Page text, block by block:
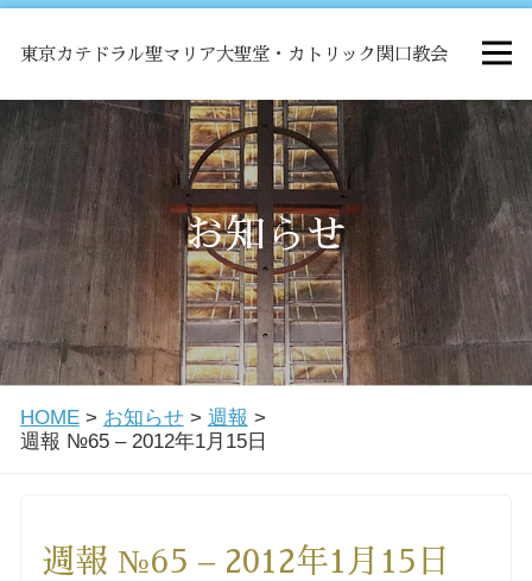
東京カテドラル聖マリア大聖堂・カトリック関口教会
HOME
ミサ
お知らせ
関口教会について
教会学校・中高生会
洗礼を希望される方
お知らせ
HOME> お知らせ> 週報 >
週報 №65 – 2012年1月15日
週報 №65 – 2012年1月15日